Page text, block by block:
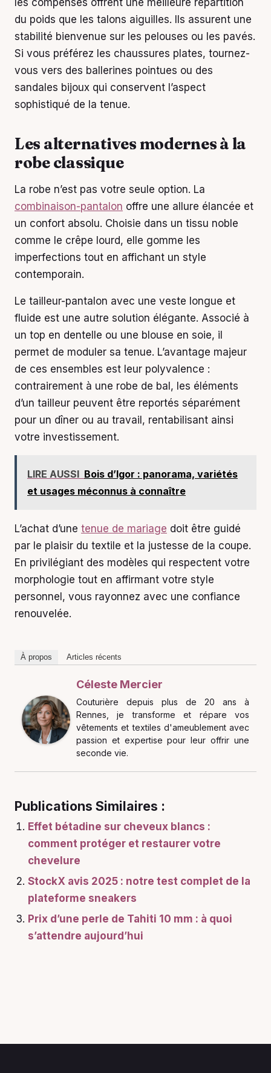
du poids que les talons aiguilles. Ils assurent une
stabilité bienvenue sur les pelouses ou les pavés.
Si vous préférez les chaussures plates, tournez-
vous vers des ballerines pointues ou des
sandales bijoux qui conservent l’aspect
sophistiqué de la tenue.
Les alternatives modernes à la
robe classique
La robe n’est pas votre seule option. La
combinaison-pantalon offre une allure élancée et
un confort absolu. Choisie dans un tissu noble
comme le crêpe lourd, elle gomme les
imperfections tout en affichant un style
contemporain.
Le tailleur-pantalon avec une veste longue et
fluide est une autre solution élégante. Associé à
un top en dentelle ou une blouse en soie, il
permet de moduler sa tenue. L’avantage majeur
de ces ensembles est leur polyvalence :
contrairement à une robe de bal, les éléments
d’un tailleur peuvent être reportés séparément
pour un dîner ou au travail, rentabilisant ainsi
votre investissement.
LIRE AUSSI Bois d’Igor : panorama, variétés
et usages méconnus à connaître
L’achat d’une tenue de mariage doit être guidé
par le plaisir du textile et la justesse de la coupe.
En privilégiant des modèles qui respectent votre
morphologie tout en affirmant votre style
personnel, vous rayonnez avec une confiance
renouvelée.
À propos Articles récents
Céleste Mercier
Couturière depuis plus de 20 ans à
Rennes, je transforme et répare vos
vêtements et textiles d'ameublement avec
passion et expertise pour leur offrir une
seconde vie.
Publications Similaires :
Effet bétadine sur cheveux blancs :
comment protéger et restaurer votre
chevelure
StockX avis 2025 : notre test complet de la
plateforme sneakers
Prix d’une perle de Tahiti 10 mm : à quoi
s’attendre aujourd’hui